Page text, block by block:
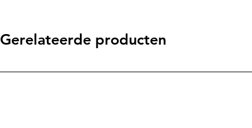
Gerelateerde producten